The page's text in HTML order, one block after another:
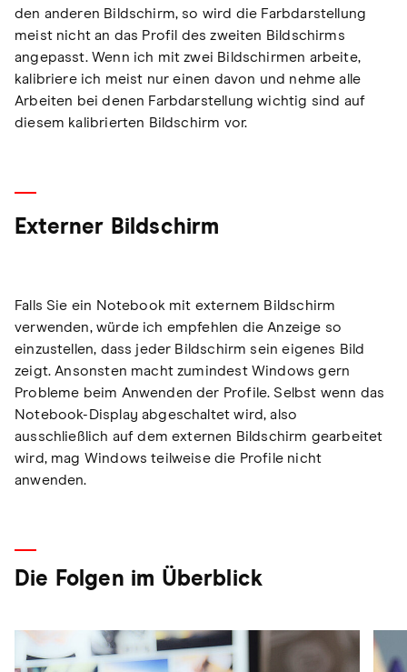
den anderen Bildschirm, so wird die Farbdarstellung
meist nicht an das Profil des zweiten Bildschirms
angepasst. Wenn ich mit zwei Bildschirmen arbeite,
kalibriere ich meist nur einen davon und nehme alle
Arbeiten bei denen Farbdarstellung wichtig sind auf
diesem kalibrierten Bildschirm vor.
Externer Bildschirm
Falls Sie ein Notebook mit externem Bildschirm
verwenden, würde ich empfehlen die Anzeige so
einzustellen, dass jeder Bildschirm sein eigenes Bild
zeigt. Ansonsten macht zumindest Windows gern
Probleme beim Anwenden der Profile. Selbst wenn das
Notebook-Display abgeschaltet wird, also
ausschließlich auf dem externen Bildschirm gearbeitet
wird, mag Windows teilweise die Profile nicht
anwenden.
Die Folgen im Überblick